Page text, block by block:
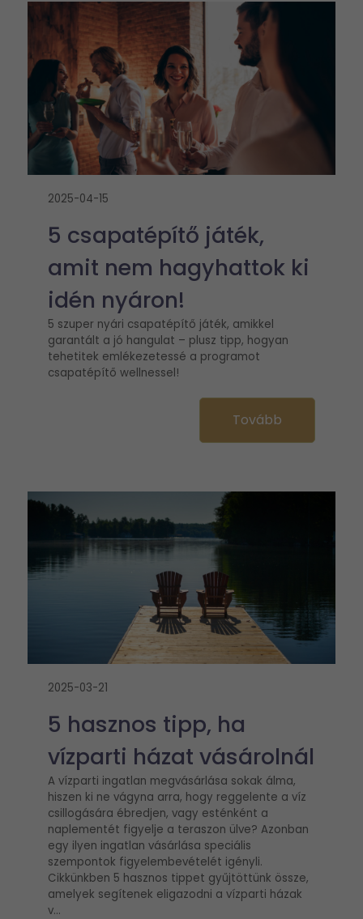
2025-04-15
5 csapatépítő játék,
amit nem hagyhattok ki
idén nyáron!
5 szuper nyári csapatépítő játék, amikkel
garantált a jó hangulat – plusz tipp, hogyan
tehetitek emlékezetessé a programot
csapatépítő wellnessel!
Tovább
2025-03-21
5 hasznos tipp, ha
vízparti házat vásárolnál
A vízparti ingatlan megvásárlása sokak álma,
hiszen ki ne vágyna arra, hogy reggelente a víz
csillogására ébredjen, vagy esténként a
naplementét figyelje a teraszon ülve? Azonban
egy ilyen ingatlan vásárlása speciális
szempontok figyelembevételét igényli.
Cikkünkben 5 hasznos tippet gyűjtöttünk össze,
amelyek segítenek eligazodni a vízparti házak
v...